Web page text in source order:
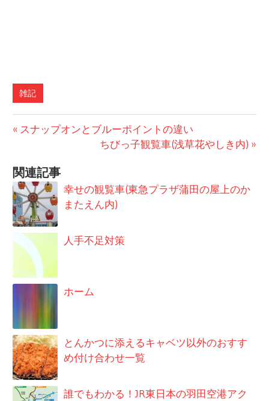
雑記
投
ナ
ビ
ゲ
ー
シ
ョ
ン
前
事:
スナップオンとブルーポイントの違い
次
事:
ちびっ子観覧車(浅草花やしき内)
関連記事
幸せの観覧車(東急プラザ蒲田の屋上のか
またえん内)
人手不足対策
ホーム
とんかつに添えるキャベツ以外のおすす
め付け合わせ一覧
誰でもわかる！JR東日本の羽田空港アク